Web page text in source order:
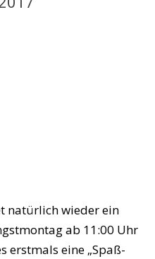
natürlich wieder ein
ab 11:00 Uhr
erstmals eine „Spaß-